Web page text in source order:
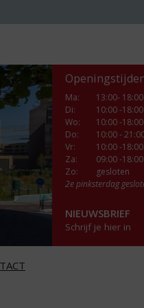
Ma:
13:00-
Di:
10:00 -
Wo:
10:00 -
Do:
10:00 -
Vr:
10:00 -
Za:
09:00 -
Zo:
gesloten
2e pinksterdag
NIEUWSBRIEF
Schrijf je hier in